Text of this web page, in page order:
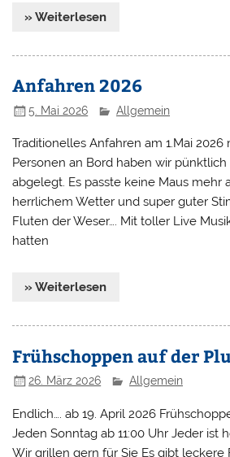
» Weiterlesen
Anfahren 2026
5. Mai 2026 Allgemein
Traditionelles Anfahren am 1.Mai 2026
Personen an Bord haben wir pünktlich
abgelegt. Es passte keine Maus mehr
herrlichem Wetter und super guter
Fluten der Weser…. Mit toller Live
hatten
» Weiterlesen
Frühschoppen auf der
26. März 2026 Allgemein
Endlich…. ab 19. April 2026
Jeden Sonntag ab 11:00 Uhr Jeder ist
Wir grillen gern für Sie Es gibt leckere